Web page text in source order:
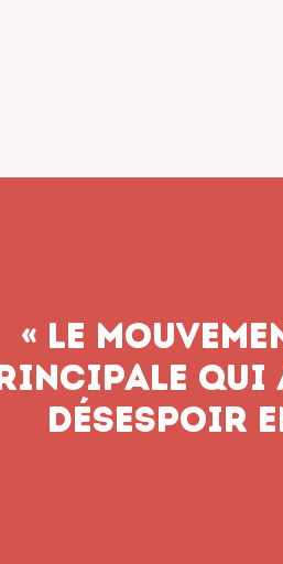
« Le
soient les